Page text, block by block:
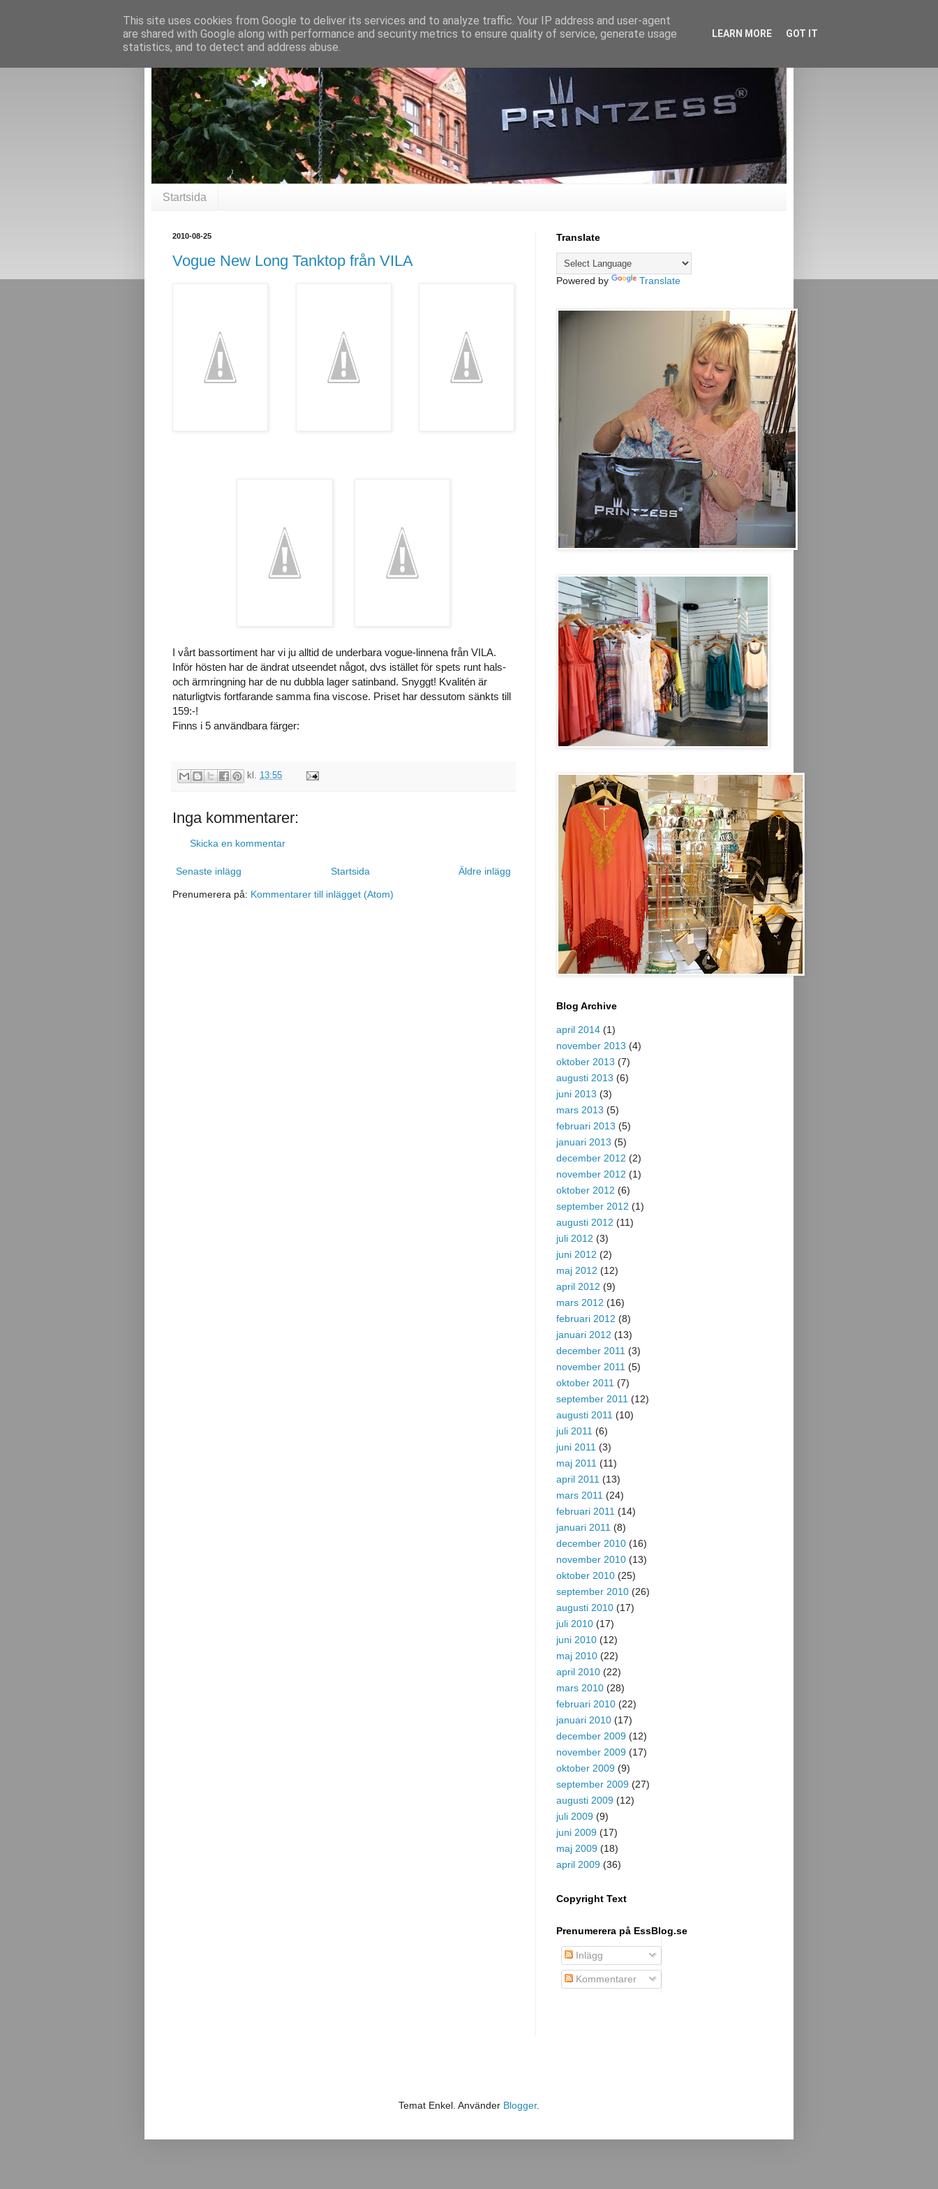
Startsida
2010-08-25
Vogue New Long Tanktop från VILA
I vårt bassortiment har vi ju alltid de underbara vogue-linnena från VILA.
Inför hösten har de ändrat utseendet något, dvs istället för spets runt hals-
och ärmringning har de nu dubbla lager satinband. Snyggt! Kvalitén är
naturligtvis fortfarande samma fina viscose. Priset har dessutom sänkts till
159:-!
Finns i 5 användbara färger:
kl. 13:55
Inga kommentarer:
Skicka en kommentar
Senaste inlägg Äldre inlägg
Startsida
Prenumerera på: Kommentarer till inlägget (Atom)
Translate
Powered by Translate
Blog Archive
april 2014 (1)
november 2013 (4)
oktober 2013 (7)
augusti 2013 (6)
juni 2013 (3)
mars 2013 (5)
februari 2013 (5)
januari 2013 (5)
december 2012 (2)
november 2012 (1)
oktober 2012 (6)
september 2012 (1)
augusti 2012 (11)
juli 2012 (3)
juni 2012 (2)
maj 2012 (12)
april 2012 (9)
mars 2012 (16)
februari 2012 (8)
januari 2012 (13)
december 2011 (3)
november 2011 (5)
oktober 2011 (7)
september 2011 (12)
augusti 2011 (10)
juli 2011 (6)
juni 2011 (3)
maj 2011 (11)
april 2011 (13)
mars 2011 (24)
februari 2011 (14)
januari 2011 (8)
december 2010 (16)
november 2010 (13)
oktober 2010 (25)
september 2010 (26)
augusti 2010 (17)
juli 2010 (17)
juni 2010 (12)
maj 2010 (22)
april 2010 (22)
mars 2010 (28)
februari 2010 (22)
januari 2010 (17)
december 2009 (12)
november 2009 (17)
oktober 2009 (9)
september 2009 (27)
augusti 2009 (12)
juli 2009 (9)
juni 2009 (17)
maj 2009 (18)
april 2009 (36)
Copyright Text
Prenumerera på EssBlog.se
Inlägg
Kommentarer
Temat Enkel. Använder Blogger.
This site uses cookies from Google to deliver its services and to analyze traffic. Your IP address and user-agent
are shared with Google along with performance and security metrics to ensure quality of service, generate usage
statistics, and to detect and address abuse.
LEARN MORE GOT IT